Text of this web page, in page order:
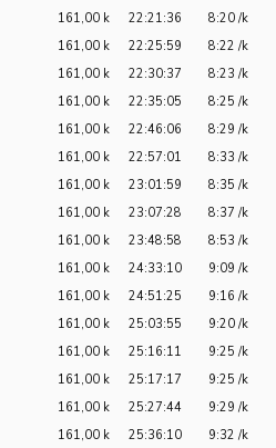
161,00 k 22:21:36
8:20 /k
161,00 k 22:25:59
8:22 /k
161,00 k 22:30:37
8:23 /k
161,00 k 22:35:05
8:25 /k
161,00 k 22:46:06
8:29 /k
161,00 k 22:57:01
8:33 /k
161,00 k 23:01:59
8:35 /k
161,00 k 23:07:28
8:37 /k
161,00 k 23:48:58
8:53 /k
161,00 k 24:33:10
9:09 /k
161,00 k 24:51:25
9:16 /k
161,00 k 25:03:55
9:20 /k
161,00 k 25:16:11
9:25 /k
161,00 k 25:17:17
9:25 /k
161,00 k 25:27:44
9:29 /k
161,00 k 25:36:10
9:32 /k